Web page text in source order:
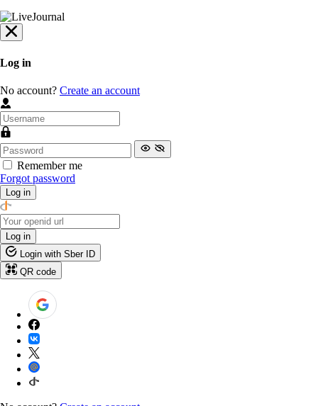
Log in
No account? Create an account
Remember me
Forgot password
Log in
Log in
Login with Sber ID
QR code